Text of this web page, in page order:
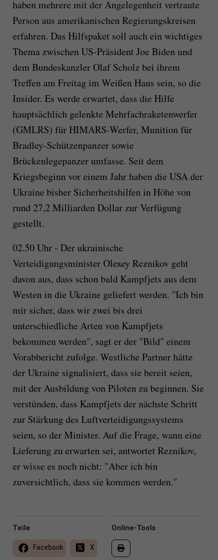
haben mehrere mit der Angelegenheit vertraute
Person aus amerikanischen Regierungskreisen
erfahren. Das Hilfspaket soll auch ein wichtiges
Thema zwischen US-Präsident Joe Biden und
dem Bundeskanzler Olaf Scholz bei ihrem
Treffen am Freitag im Weißen Haus sein, so die
Insider. Es werde erwartet, dass die Hilfe
hauptsächlich gelenkte Mehrfachraketenwerfer
(GMLRS) für HIMARS-Werfer, Munition für
Bradley-Schützenpanzer sowie
Brückenlegepanzer umfasse. Seit dem
Kriegsbeginn vor einem Jahr haben die USA der
Ukraine bisher Sicherheitshilfen in Höhe von
rund 27,2 Milliarden Dollar zur Verfügung
gestellt.
02.50 Uhr - Der ukrainische
Verteidigungsminister Olexey Reznikov geht
davon aus, dass schon bald Kampfjets aus dem
Westen in die Ukraine geliefert werden. "Ich bin
mir sicher, dass wir zwei bis drei
unterschiedliche Arten von Kampfjets
bekommen werden", sagt er der "Bild" einem
Vorabbericht zufolge. Westliche Partner hätte
der Ukraine signalisiert, dass sie bereit seien,
mit der Ausbildung von Piloten zu beginnen. Sie
verstünden, dass Kampfjets der nächste Schritt
zur Stärkung des Luftverteidigungssystems
seien, so der Minister. Auf die Frage, wann eine
Lieferung zu erwarten sei, antwortet Reznikov,
er wisse es noch nicht: "Aber ich bin
zuversichtlich, dass sie kommen werden."
Online-Tools
Teile
Facebook X